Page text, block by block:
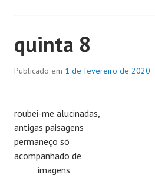
quinta 8
Publicado em 1 de fevereiro de 2020
roubei-me alucinadas,
antigas paisagens
permaneço só
acompanhado de
imagens